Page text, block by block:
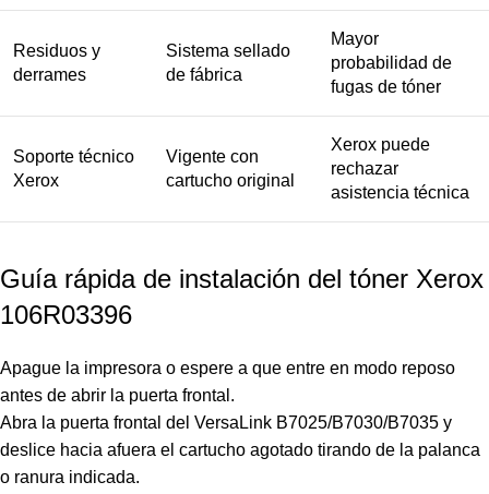
Residuos y
derrames
Sistema sellado
de fábrica
Mayor
probabilidad de
fugas de tóner
Soporte técnico
Xerox
Vigente con
cartucho original
Xerox puede
rechazar
asistencia técnica
Guía rápida de instalación del tóner Xerox
106R03396
Apague la impresora o espere a que entre en modo reposo
antes de abrir la puerta frontal.
Abra la puerta frontal del VersaLink B7025/B7030/B7035 y
deslice hacia afuera el cartucho agotado tirando de la palanca
o ranura indicada.